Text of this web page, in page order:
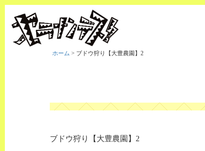
ホーム > ブドウ狩り【大豊農園】2
ブドウ狩り【大豊農園】2